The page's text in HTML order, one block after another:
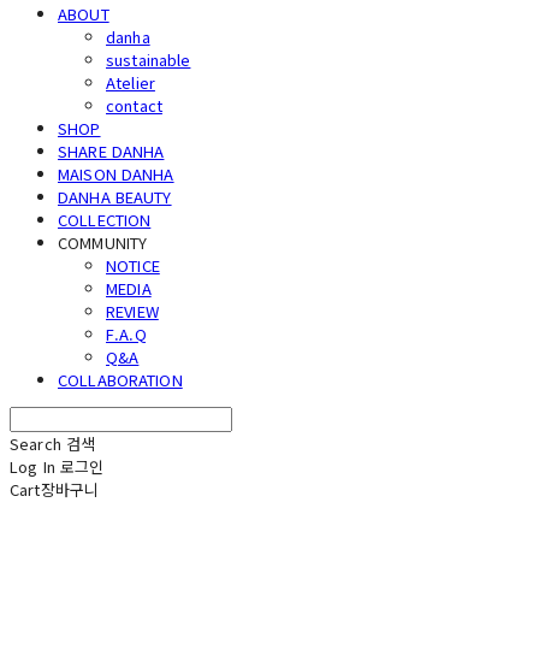
ABOUT
danha
sustainable
Atelier
contact
SHOP
SHARE DANHA
MAISON DANHA
DANHA BEAUTY
COLLECTION
COMMUNITY
NOTICE
MEDIA
REVIEW
F.A.Q
Q&A
COLLABORATION
Search 검색
Log In 로그인
Cart장바구니